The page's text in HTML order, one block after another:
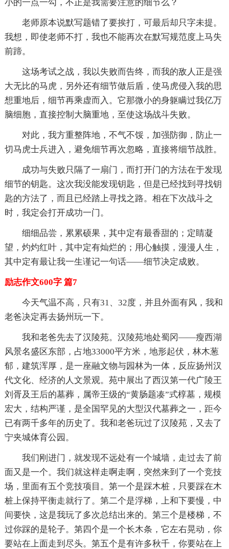
小的一点一勾，不正是我需要注意的细节么？
老师原本说默写题错了要挨打，可最后却只字未提。
我想，即使老师不打，我也不能再次在默写规范度上马失
前蹄。
这场考试之战，我以失败而告终，而我的敌人正是强
大无比的马虎，另外还有细节做后盾，使马虎侵入我的思
想重地后，细节再乘虚而入。它那微小的身躯瞒过我亿万
脑细胞，直接控制大脑重地，至使这场战斗失败。
对此，我方重整阵地，不气不馁，加强防御，防止一
切马虎士兵进入，避免细节再次忽略，直接将细节战胜。
成功与失败只隔了一扇门，而打开门的方法在于发现
细节的钥匙。这次我没能发现钥匙，但是已经找到寻找钥
匙的方法了，而且已经踏上寻找之路。相在下次战斗之
时，我定会打开成功一门。
细细品尝，累累硕果，其中定有最香甜的；定睛凝
望，灼灼红叶，其中定有灿烂的；用心触摸，漫漫人生，
其中定有最让我一生谨记一句话——细节决定成败。
励志作文600字 篇7
今天气温不高，只有31、32度，并且外面有风，我和
老爸决定再去扬州玩一下。
我和老爸先去了汉陵苑。汉陵苑地处蜀冈——瘦西湖
风景名盛区东部，占地33000平方米，地形起伏，林木葱
郁，建筑浑厚，是一座融文物与园林为一体，反应扬州汉
代文化、经济的人文景观。苑中展出了西汉第一代广陵王
刘胥及王后的墓葬，属帝王级的“黄肠题凑”式椁墓，规模
宏大，结构严谨，是全国罕见的大型汉代墓葬之一，距今
已有两千多年的历史了。我和老爸玩过了汉陵苑，又去了
宁夹城体育公园。
我们刚进门，就发现不远处有一个城墙，走过去了前
面又是一个。我们就这样走啊走啊，突然来到了一个竞技
场，里面有五个竞技项目。第一个是踩木桩，只要踩在木
桩上保持平衡走就行了。第二个是浮梯，上和下要慢，中
间要快，这是我玩了多次总结出来的。第三个是楼梯，不
过你踩的是轮子。第四个是一个长木条，它左右晃动，你
要站在上面走到尽头。第五个是有许多秋千，你要站在上